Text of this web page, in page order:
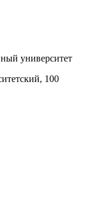
университет
100